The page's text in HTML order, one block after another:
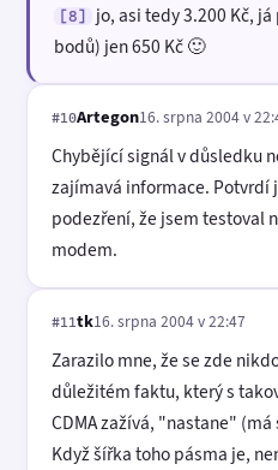
[8]
jo, asi tedy 3.200 Kč,
bodů) jen 650 Kč 🙂
#10Artegon16. srpna 2004 v
Chybějící signál v důsledku
zajímavá informace. Potvrdí
podezření, že jsem testoval
modem.
#11tk16. srpna 2004 v 22:47
Zarazilo mne, že se zde
důležitém faktu, který s
CDMA zažívá, "nastane"
Když šířka toho pásma je,